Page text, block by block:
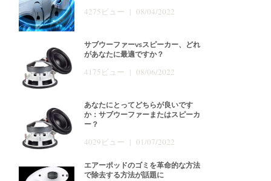
4275ビュー | 08/04/2022
サブウーファーvsスピーカー、どれ
があなたに最適ですか？
4175ビュー | 08/06/2022
あなたにとってどちらが良いです
か：サブウーファーまたはスピーカ
ー？
4029ビュー | 01/07/2022
エアーポッドのゴミを革命的な方法
で除去する方法が話題に